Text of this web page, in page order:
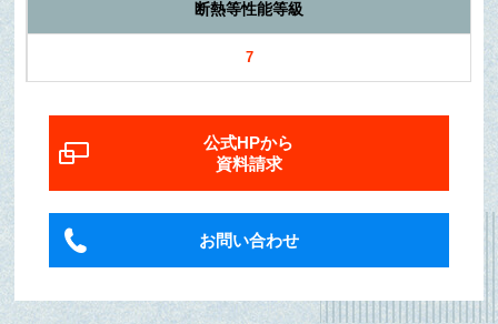
断熱等性能等級
7
公式HPから
資料請求
お問い合わせ